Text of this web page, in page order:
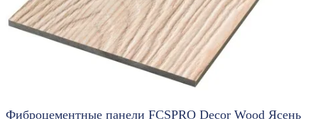
избранное сравнить
Фиброцементные панели FCSPRO Decor Wood Ясень